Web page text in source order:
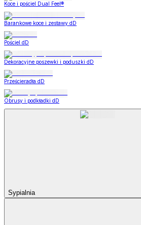
Koce i pościel Dual Feel®
Barankowe koce i zestawy dD
Pościel dD
Dekoracyjne poszewki i poduszki dD
Prześcieradła dD
Obrusy i podkładki dD
Sypialnia